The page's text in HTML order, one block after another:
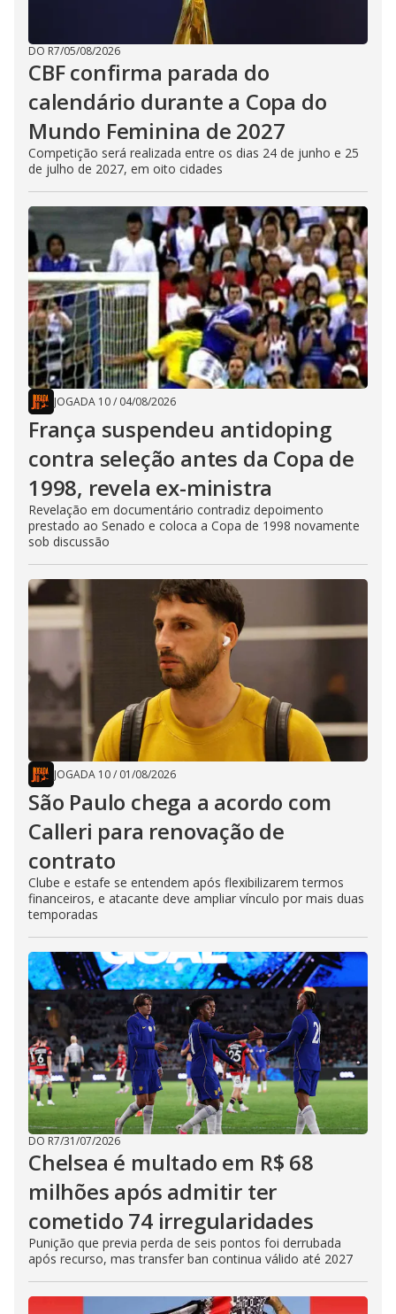
DO R7/05/08/2026
CBF confirma parada do
calendário durante a Copa do
Mundo Feminina de 2027
Competição será realizada entre os dias 24 de junho e 25
de julho de 2027, em oito cidades
JOGADA 10/ 04/08/2026
França suspendeu antidoping
contra seleção antes da Copa de
1998, revela ex-ministra
Revelação em documentário contradiz depoimento
prestado ao Senado e coloca a Copa de 1998 novamente
sob discussão
JOGADA 10/ 01/08/2026
São Paulo chega a acordo com
Calleri para renovação de
contrato
Clube e estafe se entendem após flexibilizarem termos
financeiros, e atacante deve ampliar vínculo por mais duas
temporadas
DO R7/31/07/2026
Chelsea é multado em R$ 68
milhões após admitir ter
cometido 74 irregularidades
Punição que previa perda de seis pontos foi derrubada
após recurso, mas transfer ban continua válido até 2027